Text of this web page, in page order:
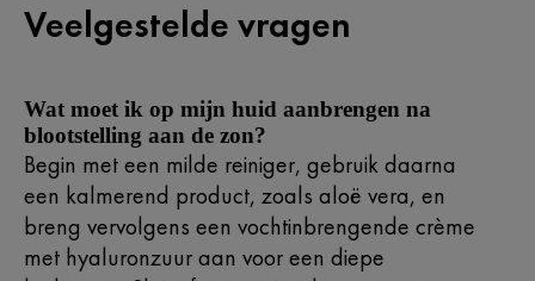
Veelgestelde vragen
Wat moet ik op mijn huid aanbrengen na
blootstelling aan de zon?
Begin met een milde reiniger, gebruik daarna
een kalmerend product, zoals aloë vera, en
breng vervolgens een vochtinbrengende crème
met hyaluronzuur aan voor een diepe